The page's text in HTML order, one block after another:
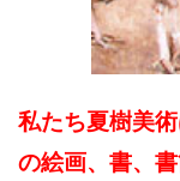
私たち夏樹美
の絵画、書、書